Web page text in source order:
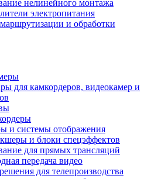
нелинейного монтажа
электропитания
и обработки
для камкордеров, видеокамер и
и системы отображения
и блоки спецэффектов
для прямых трансляций
передача видео
для телепроизводства